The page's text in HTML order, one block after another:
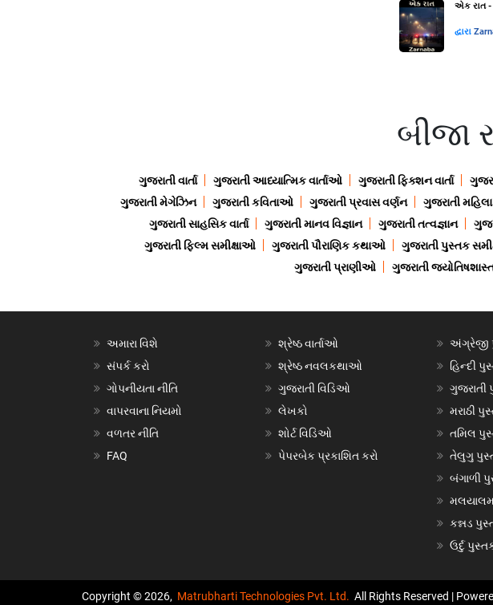
એક રાત -
દ્વારા
બીજા
ગુજરાતી વાર્તા ગુજરાતી આધ્યાત્મિક વાર્તાઓ ગુજરાતી ફિક્શન વાર્તા
ગુજરાતી મેગેઝિન
ગુજરાતી કવિતાઓ ગુજરાતી પ્રવાસ વર્ણન ગુજરાતી
ગુજરાતી સાહસિક વાર્તા
ગુજરાતી માનવ વિજ્ઞાન ગુજરાતી તત્વજ્ઞાન
ગુજરાતી ફિલ્મ સમીક્ષાઓ
ગુજરાતી પૌરાણિક કથાઓ ગુજરાતી પુસ્તક
ગુજરાતી પ્રાણીઓ
ગુજરાતી
અમારા વિશે
સંપર્ક કરો
ગોપનીયતા નીતિ
વાપરવાના નિયમો
વળતર નીતિ
FAQ
શ્રેષ્ઠ વાર્તાઓ
શ્રેષ્ઠ નવલકથાઓ
ગુજરાતી વિડિઓ
લેખકો
શોર્ટ વિડિઓ
પેપરબેક પ્રકાશિત કરો
અંગ્રેજી
હિન્દી
ગુજરાતી
મરાઠી
તમિલ
તેલુગુ
બંગાળી
મલયાલમ
કન્નડ
ઉર્દુ
Copyright © 2026, Matrubharti Technologies Pvt. Ltd. All Rights Reserved |